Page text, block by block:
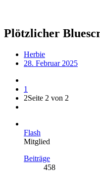
Plötzlicher
Herbie
28. Februar 2025
1
2Seite 2 von 2
Flash
Mitglied
Beiträge
458